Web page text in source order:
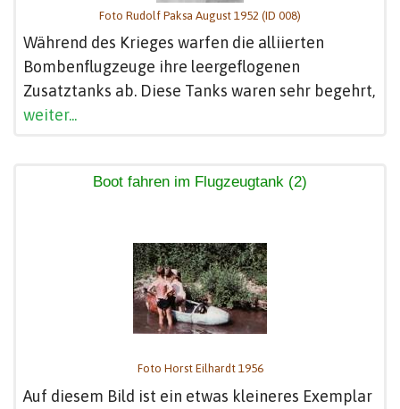
Foto Rudolf Paksa August 1952 (ID 008)
Während des Krieges warfen die alliierten
Bombenflugzeuge ihre leergeflogenen
Zusatztanks ab. Diese Tanks waren sehr begehrt,
weiter...
Boot fahren im Flugzeugtank (2)
Foto Horst Eilhardt 1956
Auf diesem Bild ist ein etwas kleineres Exemplar